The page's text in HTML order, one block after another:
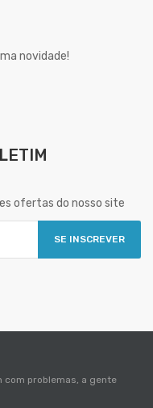
novidade!
ofertas do nosso site
SE INSCREVER
problemas, a gente